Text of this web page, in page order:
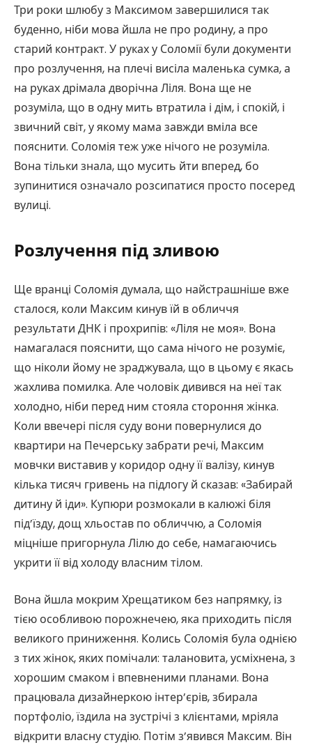
Три роки шлюбу з Максимом завершилися так
буденно, ніби мова йшла не про родину, а про
старий контракт. У руках у Соломії були документи
про розлучення, на плечі висіла маленька сумка, а
на руках дрімала дворічна Ліля. Вона ще не
розуміла, що в одну мить втратила і дім, і спокій, і
звичний світ, у якому мама завжди вміла все
пояснити. Соломія теж уже нічого не розуміла.
Вона тільки знала, що мусить йти вперед, бо
зупинитися означало розсипатися просто посеред
вулиці.
Розлучення під зливою
Ще вранці Соломія думала, що найстрашніше вже
сталося, коли Максим кинув їй в обличчя
результати ДНК і прохрипів: «Ліля не моя». Вона
намагалася пояснити, що сама нічого не розуміє,
що ніколи йому не зраджувала, що в цьому є якась
жахлива помилка. Але чоловік дивився на неї так
холодно, ніби перед ним стояла стороння жінка.
Коли ввечері після суду вони повернулися до
квартири на Печерську забрати речі, Максим
мовчки виставив у коридор одну її валізу, кинув
кілька тисяч гривень на підлогу й сказав: «Забирай
дитину й іди». Купюри розмокали в калюжі біля
під’їзду, дощ хльостав по обличчю, а Соломія
міцніше пригорнула Лілю до себе, намагаючись
укрити її від холоду власним тілом.
Вона йшла мокрим Хрещатиком без напрямку, із
тією особливою порожнечею, яка приходить після
великого приниження. Колись Соломія була однією
з тих жінок, яких помічали: талановита, усміхнена, з
хорошим смаком і впевненими планами. Вона
працювала дизайнеркою інтер’єрів, збирала
портфоліо, їздила на зустрічі з клієнтами, мріяла
відкрити власну студію. Потім з’явився Максим. Він